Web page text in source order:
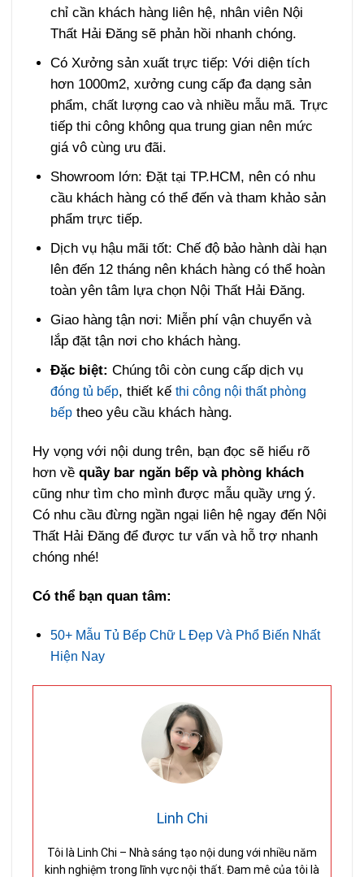
chỉ cần khách hàng liên hệ, nhân viên Nội
Thất Hải Đăng sẽ phản hồi nhanh chóng.
Có Xưởng sản xuất trực tiếp: Với diện tích
hơn 1000m2, xưởng cung cấp đa dạng sản
phẩm, chất lượng cao và nhiều mẫu mã. Trực
tiếp thi công không qua trung gian nên mức
giá vô cùng ưu đãi.
Showroom lớn: Đặt tại TP.HCM, nên có nhu
cầu khách hàng có thể đến và tham khảo sản
phẩm trực tiếp.
Dịch vụ hậu mãi tốt: Chế độ bảo hành dài hạn
lên đến 12 tháng nên khách hàng có thể hoàn
toàn yên tâm lựa chọn Nội Thất Hải Đăng.
Giao hàng tận nơi: Miễn phí vận chuyển và
lắp đặt tận nơi cho khách hàng.
Đặc biệt: Chúng tôi còn cung cấp dịch vụ
đóng tủ bếp, thiết kếthi công nội thất phòng
bếp theo yêu cầu khách hàng.
Hy vọng với nội dung trên, bạn đọc sẽ hiểu rõ
hơn vềquầy bar ngăn bếp và phòng khách
cũng như tìm cho mình được mẫu quầy ưng ý.
Có nhu cầu đừng ngần ngại liên hệ ngay đến Nội
Thất Hải Đăng để được tư vấn và hỗ trợ nhanh
chóng nhé!
Có thể bạn quan tâm:
50+ Mẫu Tủ Bếp Chữ L Đẹp Và Phổ Biến Nhất
Hiện Nay
Linh Chi
Tôi là Linh Chi – Nhà sáng tạo nội dung với nhiều năm
kinh nghiệm trong lĩnh vực nội thất. Đam mê của tôi là